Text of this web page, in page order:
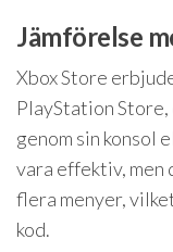
Jämförelse
Xbox Store
PlayStation
genom sin konsol
vara effektiv, men
flera menyer,
kod.